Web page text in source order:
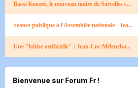
Bassi Konaté, le nouveau maire de Sarcelles s...
Séance publique à l'Assemblée nationale - Jea...
Une "bêtise artificielle" : Jean-Luc Mélencho...
Bienvenue sur Forum Fr !